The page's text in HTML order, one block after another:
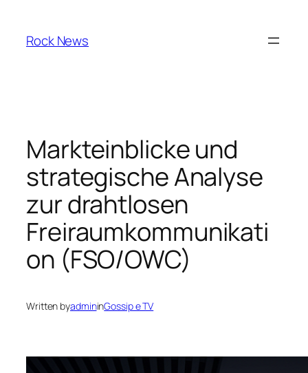
content
Rock News
Markteinblicke und
strategische Analyse
zur drahtlosen
Freiraumkommunikati
on (FSO/OWC)
Written byadmininGossip e TV